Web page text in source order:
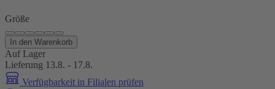
Größe
In den Warenkorb
Auf Lager
Lieferung 13.8. - 17.8.
Verfügbarkeit in Filialen prüfen